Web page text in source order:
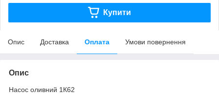
Купити
Опис Доставка Оплата Умови повернення
Опис
Насос оливний 1К62